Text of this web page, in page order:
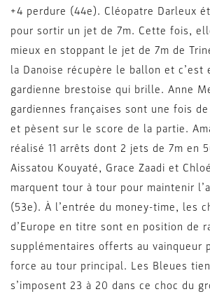
+4 perdure (44e). Cléopatre Darleux
pour sortir un jet de 7m. Cette fois,
mieux en stoppant le jet de 7m de
la Danoise récupère le ballon et c’est
gardienne brestoise qui brille. Anne
gardiennes françaises sont une fois
et pèsent sur le score de la partie.
réalisé 11 arrêts dont 2 jets de 7m en
Aissatou Kouyaté, Grace Zaadi et
marquent tour à tour pour maintenir
(53e). À l’entrée du money-time, les
d’Europe en titre sont en position de
supplémentaires offerts au vainqueur
force au tour principal. Les Bleues
s’imposent 23 à 20 dans ce choc du